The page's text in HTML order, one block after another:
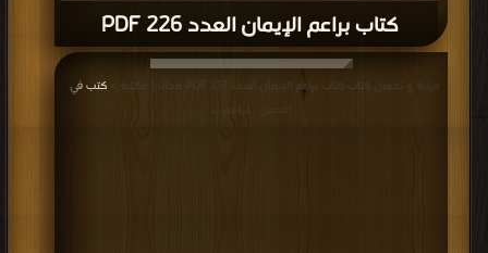
كتاب براعم الإيمان العدد 226 PDF
قراءة و تحميل كتاب كتاب براعم الإيمان العدد 217 PDF مجانا | مكتبة > كتب في
التحميل : مرة/مرات